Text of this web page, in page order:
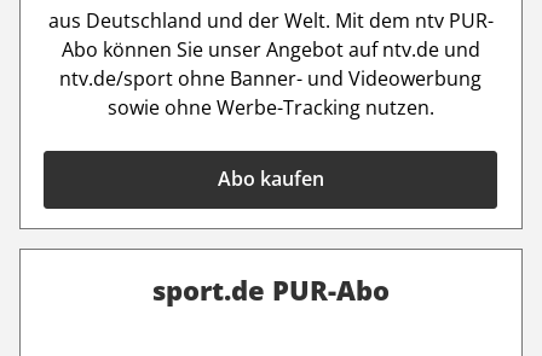
aus Deutschland und der Welt. Mit dem ntv PUR-
Abo können Sie unser Angebot auf ntv.de und
ntv.de/sport ohne Banner- und Videowerbung
sowie ohne Werbe-Tracking nutzen.
Abo kaufen
sport.de PUR-Abo